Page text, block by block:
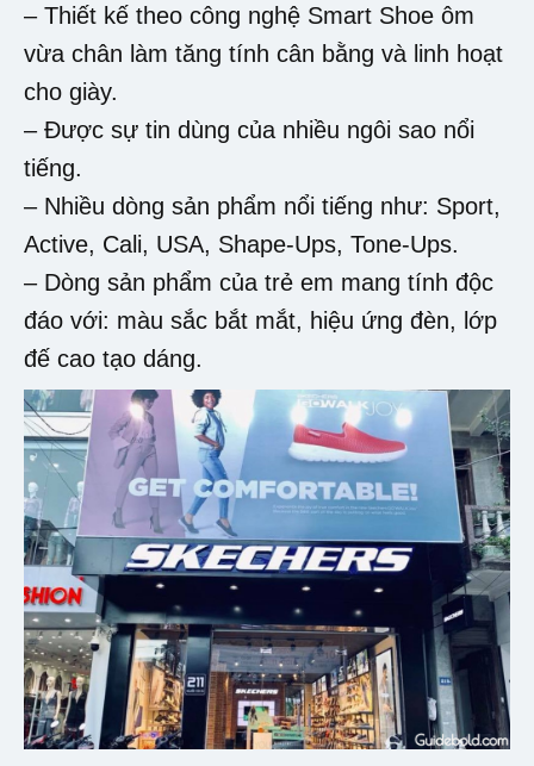
– Thiết kế theo công nghệ Smart Shoe ôm
vừa chân làm tăng tính cân bằng và linh hoạt
cho giày.
– Được sự tin dùng của nhiều ngôi sao nổi
tiếng.
– Nhiều dòng sản phẩm nổi tiếng như: Sport,
Active, Cali, USA, Shape-Ups, Tone-Ups.
– Dòng sản phẩm của trẻ em mang tính độc
đáo với: màu sắc bắt mắt, hiệu ứng đèn, lớp
đế cao tạo dáng.